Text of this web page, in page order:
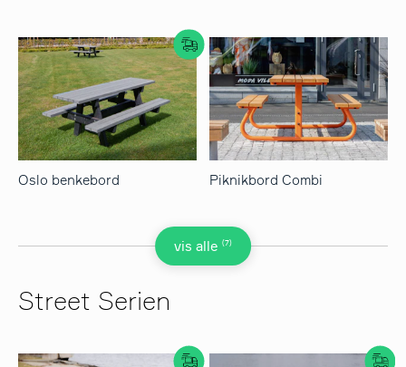
vis alle (7)
Oslo benkebord Piknikbord Combi
Street Serien